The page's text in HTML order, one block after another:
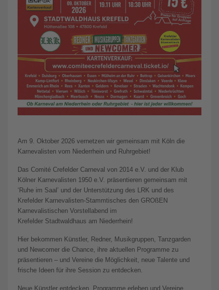
Am 9. Oktober 2026 vernetzen wir gemeinsam mit Köln die
Karnevalisten vom Niederrhein und Ruhrgebiet!
Das Comité Crefelder Carneval von 2014 e.V. und der Klub
Kölner Karnevalisten 1950 e.V. präsentieren gemeinsam mit
‘Ruhe im Saal’ und der Unterstützung des LRK und des
Krefelder Karnevalisten-Stammtisches den GROßEN
Karnevalistischen Vorstellabend im
Krefelder Stadtwaldhaus am Niederrhein!
Hier bekommen Künstler, Redner, Musikgruppen, Tanzgarden
und Newcomer die Chance, ihre aktuellen Programme zu
präsentieren – und Vereine die Möglichkeit, neue Talente und
frische Ideen für ihre Session zu entdecken.
Neue Künstler entdecken, Programme erleben und Vereine